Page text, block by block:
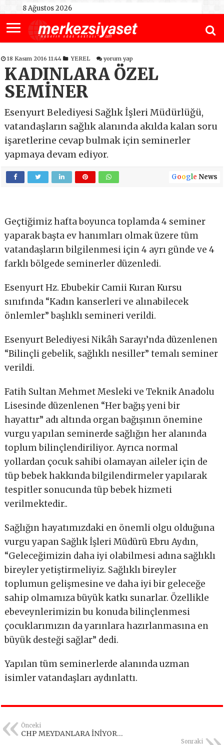
8 Ağustos 2026
18 Kasım 2016 11:44 YEREL yorum yap
KADINLARA ÖZEL
SEMİNER
Esenyurt Belediyesi Sağlık İşleri Müdürlüğü,
vatandaşların sağlık alanında akılda kalan soru
işaretlerine cevap bulmak için seminerler
yapmaya devam ediyor.
Google News
Geçtiğimiz hafta boyunca toplamda 4 seminer
yaparak başta ev hanımları olmak üzere tüm
vatandaşların bilgilenmesi için 4 ayrı günde ve 4
farklı bölgede seminerler düzenledi.
Esenyurt Hz. Ebubekir Camii Kuran Kursu
sınıfında “Kadın kanserleri ve alınabilecek
önlemler” başlıklı semineri verildi.
Esenyurt Belediyesi Nikâh Sarayı’nda düzenlenen
“Bilinçli gebelik, sağlıklı nesiller” temalı seminer
verildi.
Fatih Sultan Mehmet Mesleki ve Teknik Anadolu
Lisesinde düzenlenen “Her bağış yeni bir
hayattır” adı altında organ bağışının önemine
vurgu yapılan seminerde sağlığın her alanında
toplum bilinçlendiriliyor. Ayrıca normal
yollardan çocuk sahibi olamayan aileler için de
tüp bebek hakkında bilgilendirmeler yapılarak
tespitler sonucunda tüp bebek hizmeti
verilmektedir..
Sağlığın hayatımızdaki en önemli olgu olduğuna
vurgu yapan Sağlık İşleri Müdürü Ebru Aydın,
“Geleceğimizin daha iyi olabilmesi adına sağlıklı
bireyler yetiştirmeliyiz. Sağlıklı bireyler
toplumun gelişmesine ve daha iyi bir geleceğe
sahip olmamıza büyük katkı sunarlar. Özellikle
ebeveynlerimizin bu konuda bilinçlenmesi
çocuklarımızın da yarınlara hazırlanmasına en
büyük desteği sağlar” dedi.
Yapılan tüm seminerlerde alanında uzman
isimler vatandaşları aydınlattı.
Önceki
CHP MEYDANLARA İNİYOR…
Sonraki